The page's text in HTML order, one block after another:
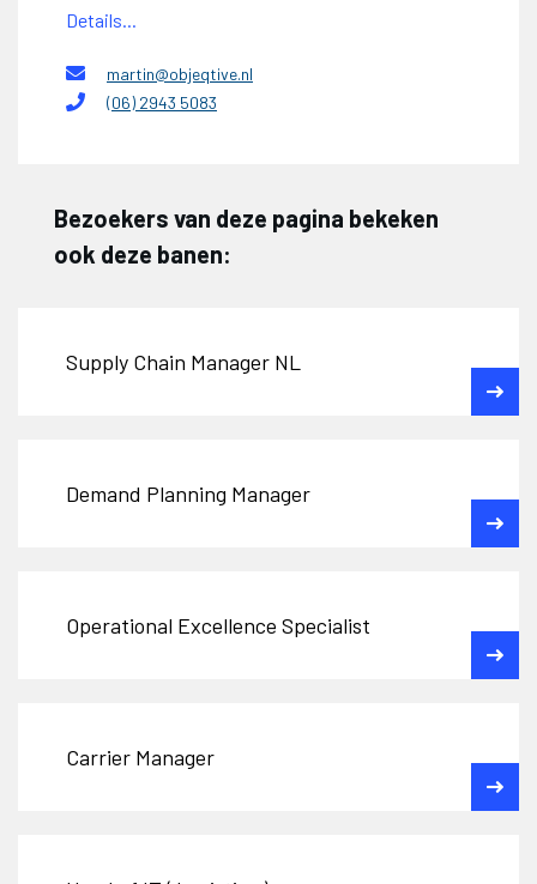
Details...
martin@objeqtive.nl
(06) 2943 5083
Bezoekers van deze pagina bekeken
ook deze banen:
Supply Chain Manager NL
Demand Planning Manager
Operational Excellence Specialist
Carrier Manager